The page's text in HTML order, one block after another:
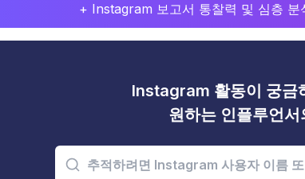
+ Instagram 보고서 통찰력 및 심층 분
Instagram 활동이 궁금
원하는 인플루언서